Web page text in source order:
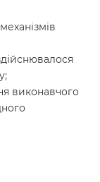
виконавчого